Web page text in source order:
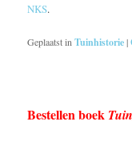
NKS.
Geplaatst in Tuinhistorie|
Bestellen boek